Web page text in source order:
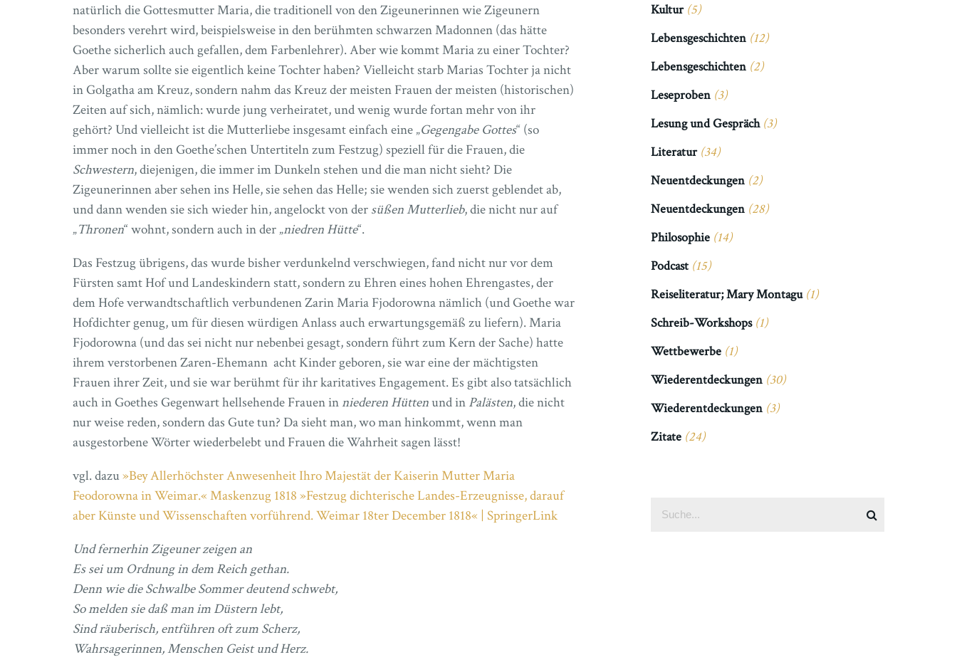
natürlich die Gottesmutter Maria, die traditionell von den Zigeunerinnen wie Zigeunern
besonders verehrt wird, beispielsweise in den berühmten schwarzen Madonnen (das hätte
Goethe sicherlich auch gefallen, dem Farbenlehrer). Aber wie kommt Maria zu einer Tochter?
Aber warum sollte sie eigentlich keine Tochter haben? Vielleicht starb Marias Tochter ja nicht
in Golgatha am Kreuz, sondern nahm das Kreuz der meisten Frauen der meisten (historischen)
Zeiten auf sich, nämlich: wurde jung verheiratet, und wenig wurde fortan mehr von ihr
gehört? Und vielleicht ist die Mutterliebe insgesamt einfach eine „Gegengabe Gottes“ (so
immer noch in den Goethe’schen Untertiteln zum Festzug) speziell für die Frauen, die
Schwestern, diejenigen, die immer im Dunkeln stehen und die man nicht sieht? Die
Zigeunerinnen aber sehen ins Helle, sie sehen das Helle; sie wenden sich zuerst geblendet ab,
und dann wenden sie sich wieder hin, angelockt von der süßen Mutterlieb, die nicht nur auf
„Thronen“ wohnt, sondern auch in der „niedren Hütte“.
Das Festzug übrigens, das wurde bisher verdunkelnd verschwiegen, fand nicht nur vor dem
Fürsten samt Hof und Landeskindern statt, sondern zu Ehren eines hohen Ehrengastes, der
dem Hofe verwandtschaftlich verbundenen Zarin Maria Fjodorowna nämlich (und Goethe war
Hofdichter genug, um für diesen würdigen Anlass auch erwartungsgemäß zu liefern). Maria
Fjodorowna (und das sei nicht nur nebenbei gesagt, sondern führt zum Kern der Sache) hatte
ihrem verstorbenen Zaren-Ehemann acht Kinder geboren, sie war eine der mächtigsten
Frauen ihrer Zeit, und sie war berühmt für ihr karitatives Engagement. Es gibt also tatsächlich
auch in Goethes Gegenwart hellsehende Frauen inniederen Hüttenund in Palästen, die nicht
nur weise reden, sondern das Gute tun? Da sieht man, wo man hinkommt, wenn man
ausgestorbene Wörter wiederbelebt und Frauen die Wahrheit sagen lässt!
vgl. dazu»Bey Allerhöchster Anwesenheit Ihro Majestät der Kaiserin Mutter Maria
Feodorowna in Weimar.« Maskenzug 1818 »Festzug dichterische Landes-Erzeugnisse, darauf
aber Künste und Wissenschaften vorführend. Weimar 18ter December 1818« | SpringerLink
Und fernerhin Zigeuner zeigen an
Es sei um Ordnung in dem Reich gethan.
Denn wie die Schwalbe Sommer deutend schwebt,
So melden sie daß man im Düstern lebt,
Sind räuberisch, entführen oft zum Scherz,
Wahrsagerinnen, Menschen Geist und Herz.
Kultur(5)
Lebensgeschichten (12)
Lebensgeschichten (2)
Leseproben (3)
Lesung und Gespräch(3)
Literatur(34)
Neuentdeckungen (2)
Neuentdeckungen (28)
Philosophie (14)
Podcast (15)
Reiseliteratur; Mary Montagu(1)
Schreib-Workshops(1)
Wettbewerbe (1)
Wiederentdeckungen (30)
Wiederentdeckungen (3)
Zitate (24)